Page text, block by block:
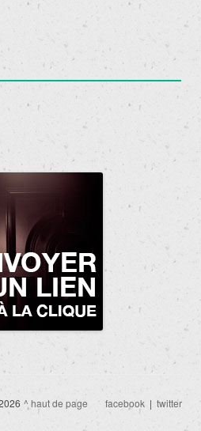
^ haut de page facebook | twitter